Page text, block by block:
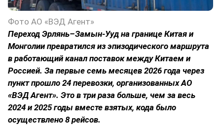
Фото АО «ВЭД Агент»
Переход Эрлянь–Замын-Ууд на границе Китая и
Монголии превратился из эпизодического маршрута
в работающий канал поставок между Китаем и
Россией. За первые семь месяцев 2026 года через
пункт прошло 24 перевозки, организованных АО
«ВЭД Агент». Это в три раза больше, чем за весь
2024 и 2025 годы вместе взятых, кода было
осуществлено 8 рейсов.